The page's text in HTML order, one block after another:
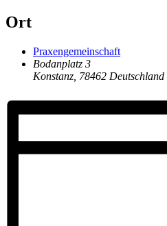
Ort
Praxengemeinschaft
Bodanplatz 3
Konstanz 78462 Deutschland